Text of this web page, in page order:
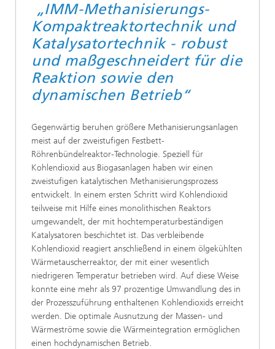
„IMM-Methanisierungs-
Kompaktreaktortechnik und
Katalysatortechnik - robust
und maßgeschneidert für die
Reaktion sowie den
dynamischen Betrieb“
Gegenwärtig beruhen größere Methanisierungsanlagen
meist auf der zweistufigen Festbett-
Röhrenbündelreaktor-Technologie. Speziell für
Kohlendioxid aus Biogasanlagen haben wir einen
zweistufigen katalytischen Methanisierungsprozess
entwickelt. In einem ersten Schritt wird Kohlendioxid
teilweise mit Hilfe eines monolithischen Reaktors
umgewandelt, der mit hochtemperaturbeständigen
Katalysatoren beschichtet ist. Das verbleibende
Kohlendioxid reagiert anschließend in einem ölgekühlten
Wärmetauscherreaktor, der mit einer wesentlich
niedrigeren Temperatur betrieben wird. Auf diese Weise
konnte eine mehr als 97 prozentige Umwandlung des in
der Prozesszuführung enthaltenen Kohlendioxids erreicht
werden. Die optimale Ausnutzung der Massen- und
Wärmeströme sowie die Wärmeintegration ermöglichen
einen hochdynamischen Betrieb.